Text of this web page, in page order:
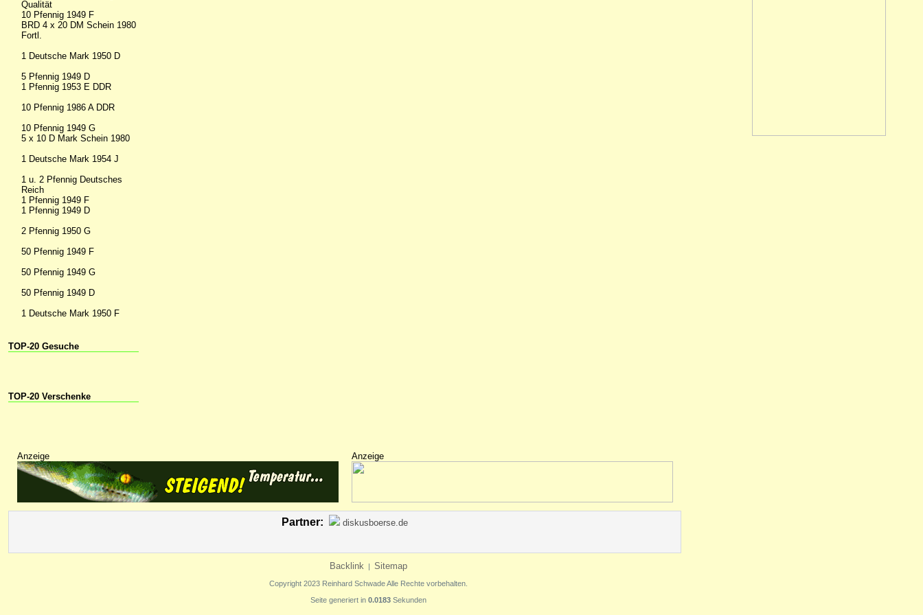
Qualität
10 Pfennig 1949 F
BRD 4 x 20 DM Schein 1980
Fortl.
1 Deutsche Mark 1950 D
5 Pfennig 1949 D
1 Pfennig 1953 E DDR
10 Pfennig 1986 A DDR
10 Pfennig 1949 G
5 x 10 D Mark Schein 1980
1 Deutsche Mark 1954 J
1 u. 2 Pfennig Deutsches
Reich
1 Pfennig 1949 F
1 Pfennig 1949 D
2 Pfennig 1950 G
50 Pfennig 1949 F
50 Pfennig 1949 G
50 Pfennig 1949 D
1 Deutsche Mark 1950 F
TOP-20 Gesuche
TOP-20 Verschenke
Anzeige Anzeige
Partner: diskusboerse.de
Backlink | Sitemap
Copyright 2023 Reinhard Schwade Alle Rechte vorbehalten.
Seite generiert in 0.0183 Sekunden